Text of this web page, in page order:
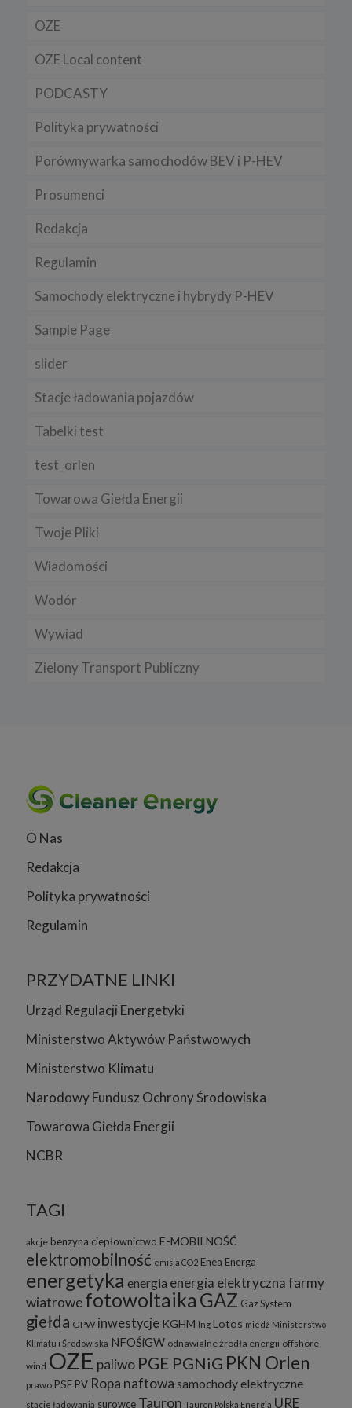
OZE
OZE Local content
PODCASTY
Polityka prywatności
Porównywarka samochodów BEV i P-HEV
Prosumenci
Redakcja
Regulamin
Samochody elektryczne i hybrydy P-HEV
Sample Page
slider
Stacje ładowania pojazdów
Tabelki test
test_orlen
Towarowa Giełda Energii
Twoje Pliki
Wiadomości
Wodór
Wywiad
Zielony Transport Publiczny
O Nas
Redakcja
Polityka prywatności
Regulamin
PRZYDATNE LINKI
Urząd Regulacji Energetyki
Ministerstwo Aktywów Państwowych
Ministerstwo Klimatu
Narodowy Fundusz Ochrony Środowiska
Towarowa Giełda Energii
NCBR
TAGI
akcje benzyna ciepłownictwo E-MOBILNOŚĆ
elektromobilność emisja CO2 Enea Energa
energetyka energia energia elektrycznafarmy
wiatrowefotowoltaika GAZ Gaz System
giełda GPW inwestycje KGHM lng Lotos miedź Ministerstwo
Klimatu i Środowiska NFOŚiGW odnawialne żrodła energii offshore
wind OZE paliwo PGE PGNiG PKN Orlen
prawo PSE PV Ropa naftowa samochody elektryczne
stacje ładowania surowce Tauron Tauron Polska Energia URE